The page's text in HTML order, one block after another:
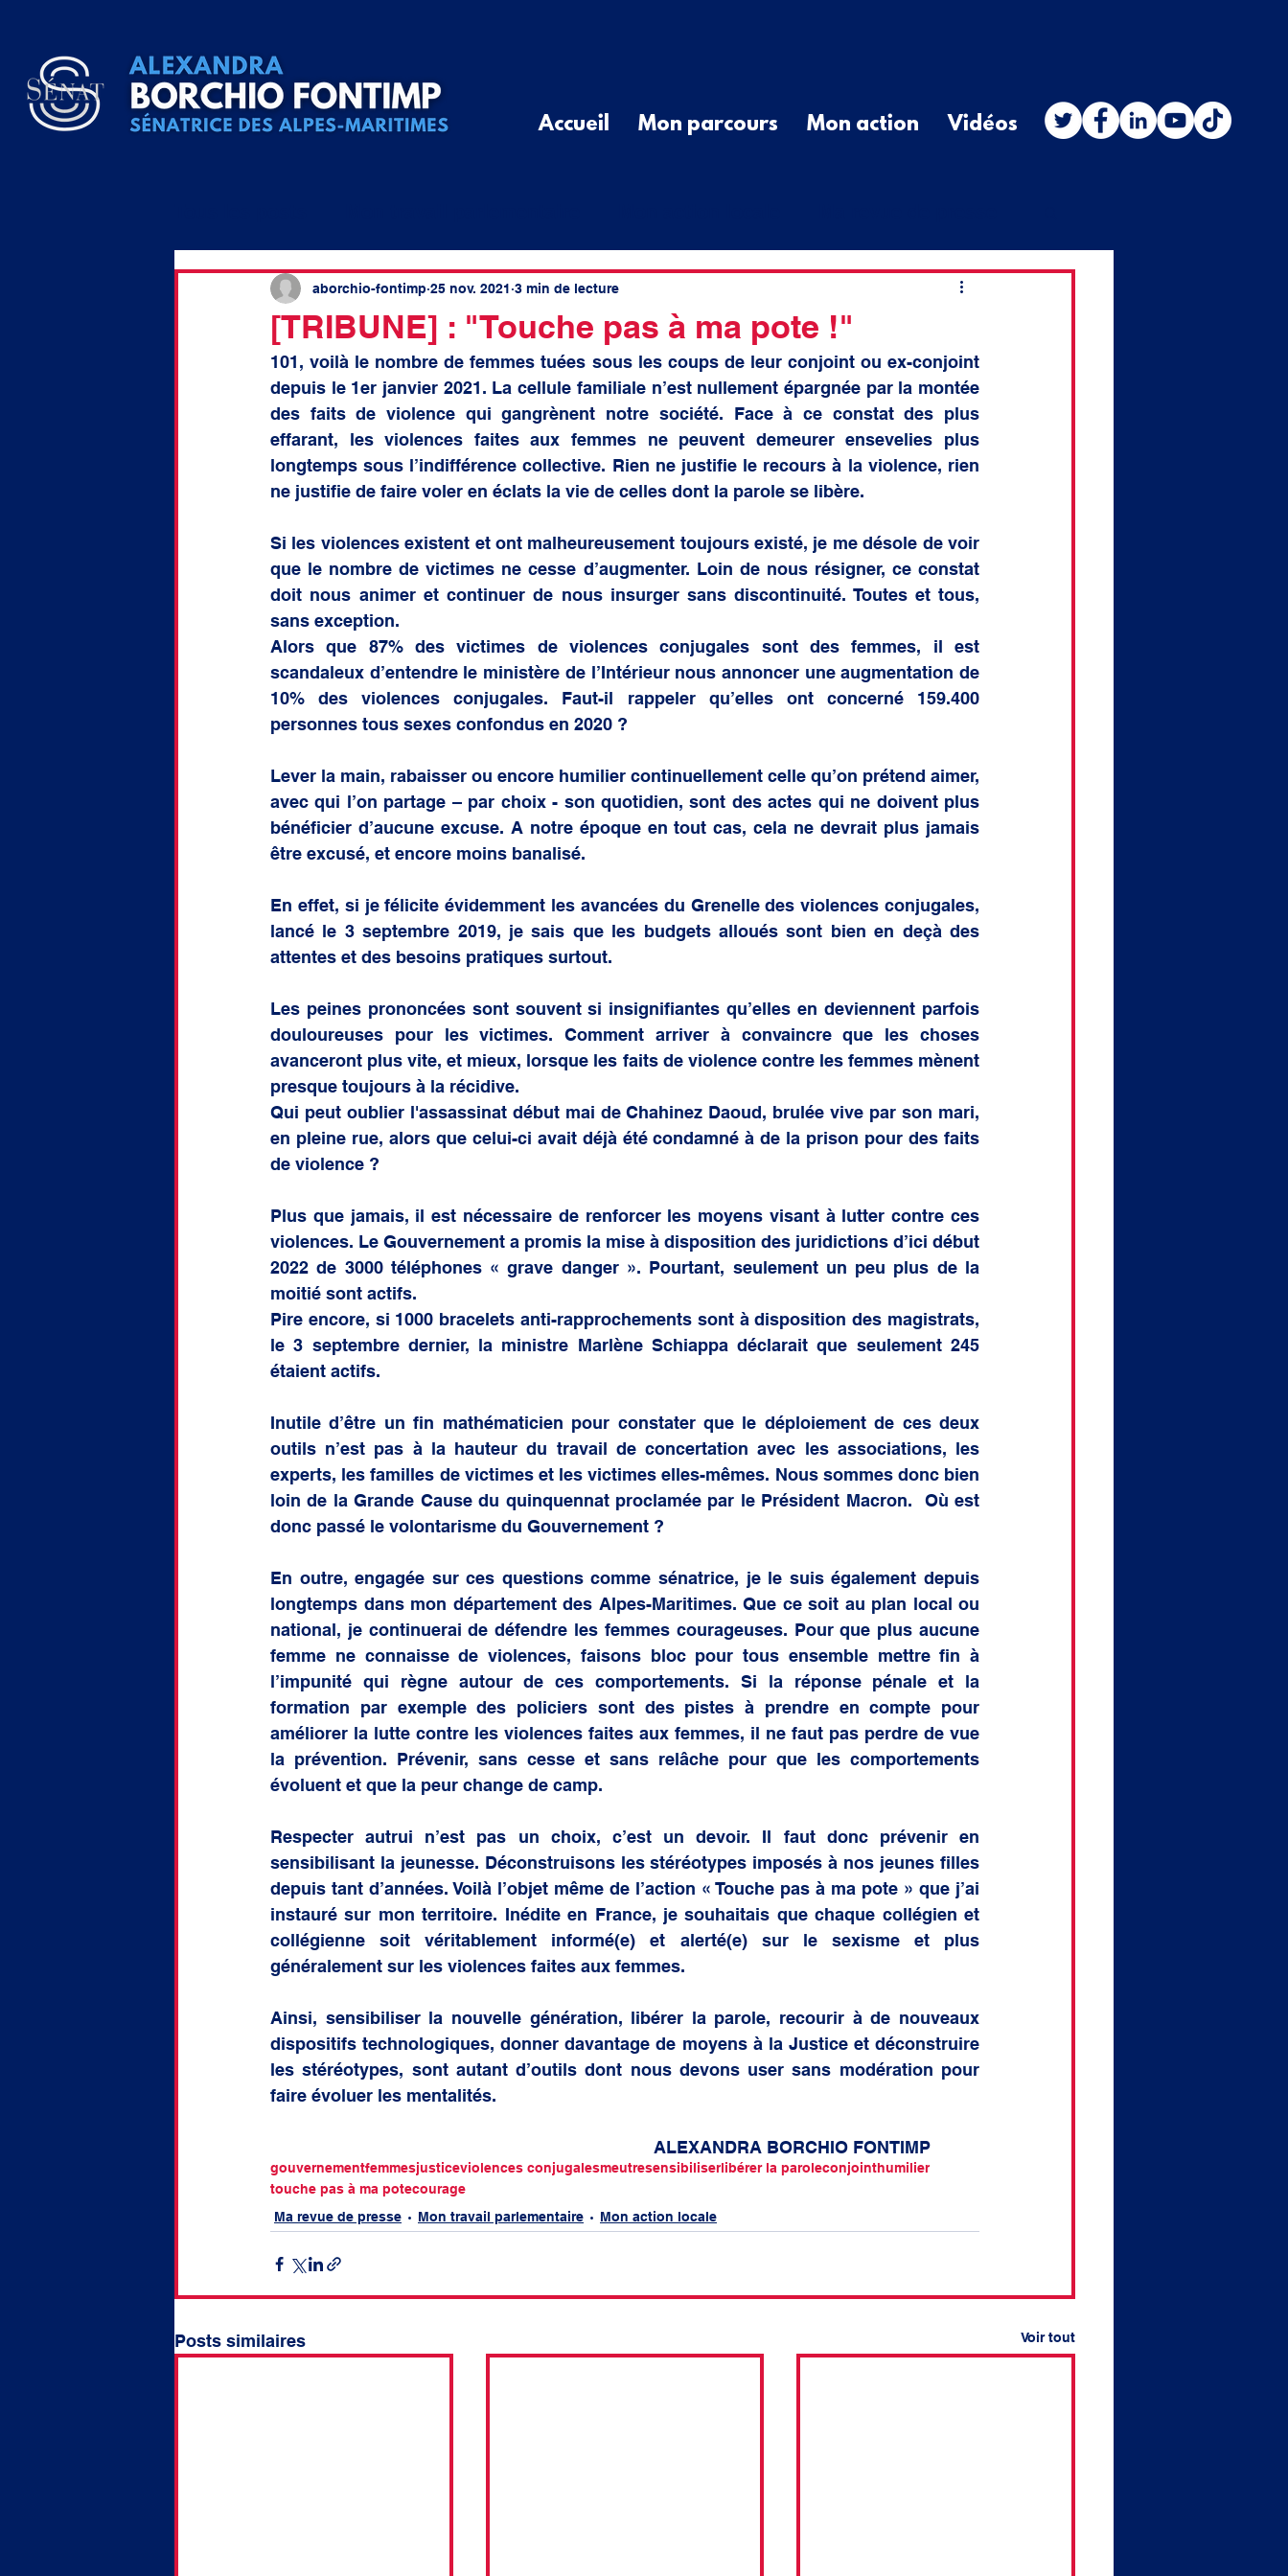
Accueil Mon parcours Mon action Vidéos
Question écrite QAG Communiqué de Presse Question orale
raccordement élu local élus ruraux cotisations spatial budget
doctorat Discussion générale
[TRIBUNE] : "Touche pas à ma pote !"
aborchio-fontimp 25 nov. 2021 3 min de lecture
101, voilà le nombre de femmes tuées sous les coups de leur conjoint ou ex-conjoint
depuis le 1er janvier 2021. La cellule familiale n’est nullement épargnée par la montée
des faits de violence qui gangrènent notre société. Face à ce constat des plus
effarant, les violences faites aux femmes ne peuvent demeurer ensevelies plus
longtemps sous l’indifférence collective. Rien ne justifie le recours à la violence, rien
ne justifie de faire voler en éclats la vie de celles dont la parole se libère.
Si les violences existent et ont malheureusement toujours existé, je me désole de voir
que le nombre de victimes ne cesse d’augmenter. Loin de nous résigner, ce constat
doit nous animer et continuer de nous insurger sans discontinuité. Toutes et tous,
sans exception.
Alors que 87% des victimes de violences conjugales sont des femmes, il est
scandaleux d’entendre le ministère de l’Intérieur nous annoncer une augmentation de
10% des violences conjugales. Faut-il rappeler qu’elles ont concerné 159.400
personnes tous sexes confondus en 2020 ?
Lever la main, rabaisser ou encore humilier continuellement celle qu’on prétend aimer,
avec qui l’on partage – par choix - son quotidien, sont des actes qui ne doivent plus
bénéficier d’aucune excuse. A notre époque en tout cas, cela ne devrait plus jamais
être excusé, et encore moins banalisé.
En effet, si je félicite évidemment les avancées du Grenelle des violences conjugales,
lancé le 3 septembre 2019, je sais que les budgets alloués sont bien en deçà des
attentes et des besoins pratiques surtout.
Les peines prononcées sont souvent si insignifiantes qu’elles en deviennent parfois
douloureuses pour les victimes. Comment arriver à convaincre que les choses
avanceront plus vite, et mieux, lorsque les faits de violence contre les femmes mènent
presque toujours à la récidive.
Qui peut oublier l'assassinat début mai de Chahinez Daoud, brulée vive par son mari,
en pleine rue, alors que celui-ci avait déjà été condamné à de la prison pour des faits
de violence ?
Plus que jamais, il est nécessaire de renforcer les moyens visant à lutter contre ces
violences. Le Gouvernement a promis la mise à disposition des juridictions d’ici début
2022 de 3000 téléphones « grave danger ». Pourtant, seulement un peu plus de la
moitié sont actifs.
Pire encore, si 1000 bracelets anti-rapprochements sont à disposition des magistrats,
le 3 septembre dernier, la ministre Marlène Schiappa déclarait que seulement 245
étaient actifs.
Inutile d’être un fin mathématicien pour constater que le déploiement de ces deux
outils n’est pas à la hauteur du travail de concertation avec les associations, les
experts, les familles de victimes et les victimes elles-mêmes. Nous sommes donc bien
loin de la Grande Cause du quinquennat proclamée par le Président Macron.  Où est
donc passé le volontarisme du Gouvernement ?
En outre, engagée sur ces questions comme sénatrice, je le suis également depuis
longtemps dans mon département des Alpes-Maritimes. Que ce soit au plan local ou
national, je continuerai de défendre les femmes courageuses. Pour que plus aucune
femme ne connaisse de violences, faisons bloc pour tous ensemble mettre fin à
l’impunité qui règne autour de ces comportements. Si la réponse pénale et la
formation par exemple des policiers sont des pistes à prendre en compte pour
améliorer la lutte contre les violences faites aux femmes, il ne faut pas perdre de vue
la prévention. Prévenir, sans cesse et sans relâche pour que les comportements
évoluent et que la peur change de camp.
Respecter autrui n’est pas un choix, c’est un devoir. Il faut donc prévenir en
sensibilisant la jeunesse. Déconstruisons les stéréotypes imposés à nos jeunes filles
depuis tant d’années. Voilà l’objet même de l’action « Touche pas à ma pote » que j’ai
instauré sur mon territoire. Inédite en France, je souhaitais que chaque collégien et
collégienne soit véritablement informé(e) et alerté(e) sur le sexisme et plus
généralement sur les violences faites aux femmes.
Ainsi, sensibiliser la nouvelle génération, libérer la parole, recourir à de nouveaux
dispositifs technologiques, donner davantage de moyens à la Justice et déconstruire
les stéréotypes, sont autant d’outils dont nous devons user sans modération pour
faire évoluer les mentalités.
										ALEXANDRA BORCHIO FONTIMP
gouvernementfemmesjusticeviolences conjugalesmeutresensibiliserlibérer la paroleconjointhumilier
touche pas à ma potecourage
Ma revue de presse
Mon travail parlementaire Mon action locale
Posts similaires Voir tout